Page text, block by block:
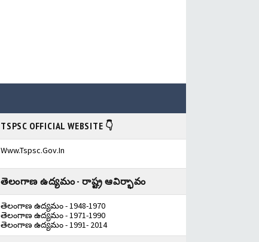
TSPSC OFFICIAL WEBSITE 👇
Www.tspsc.gov.in
తెలంగాణ ఉద్యమం - రాష్ట్ర ఆవిర్భావం
తెలంగాణ ఉద్యమం - 1948-1970
తెలంగాణ ఉద్యమం - 1971-1990
తెలంగాణ ఉద్యమం - 1991- 2014